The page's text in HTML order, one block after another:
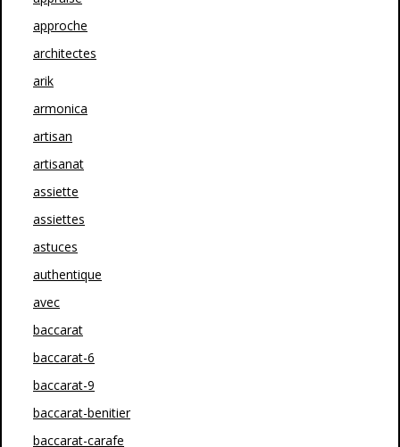
approche
architectes
arik
armonica
artisan
artisanat
assiette
assiettes
astuces
authentique
avec
baccarat
baccarat-6
baccarat-9
baccarat-benitier
baccarat-carafe